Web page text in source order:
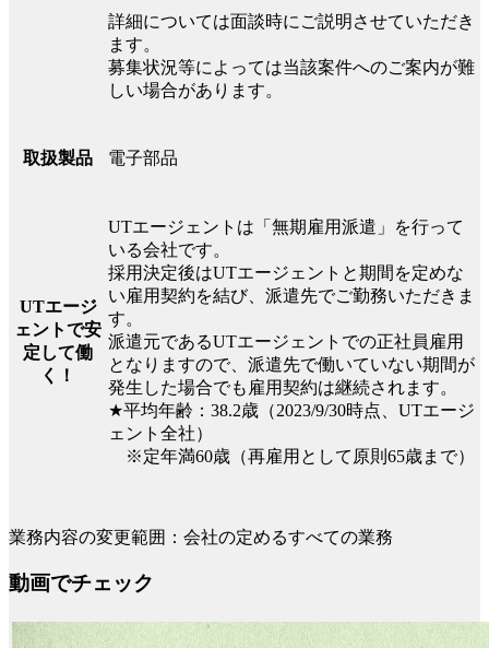
詳細については面談時にご説明させていただき
ます。
募集状況等によっては当該案件へのご案内が難
しい場合があります。
取扱製品 電子部品
UTエージ
ェントで安
定して働
く！
UTエージェントは「無期雇用派遣」を行って
いる会社です。
採用決定後はUTエージェントと期間を定めな
い雇用契約を結び、派遣先でご勤務いただきま
す。
派遣元であるUTエージェントでの正社員雇用
となりますので、派遣先で働いていない期間が
発生した場合でも雇用契約は継続されます。
★平均年齢：38.2歳（2023/9/30時点、UTエージ
ェント全社）
※定年満60歳（再雇用として原則65歳まで）
業務内容の変更範囲：会社の定めるすべての業務
動画でチェック